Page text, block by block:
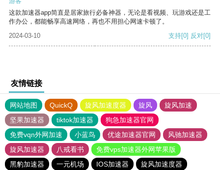
这款加速器app简直是居家旅行必备神器，无论是看视频、玩游戏还是工
作办公，都能畅享高速网络，再也不用担心网速卡顿了。
2024-03-10
支持[0] 反对[0]
友情链接
网站地图 QuickQ 旋风加速度器 旋风
旋风加速
坚果加速器
tiktok加速器
狗急加速器官网
免费vqn外网加速
小蓝鸟 优途加速器官网
风驰加速器
旋风加速器
八戒看书
免费vps加速器外网苹果版
黑豹加速器
一元机场 IOS加速器 旋风加速度器